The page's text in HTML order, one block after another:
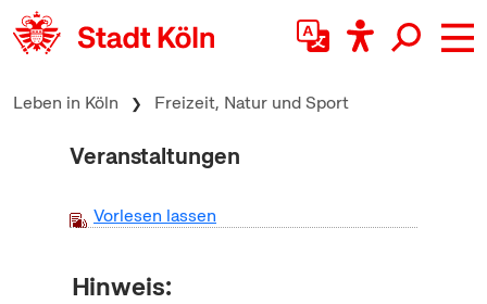
zum Inhalt springen
Leben in Köln Freizeit, Natur und Sport
Veranstaltungen
Vorlesen lassen
Hinweis: